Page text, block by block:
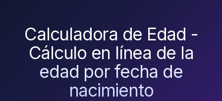
Calculadora de Edad -
Cálculo en línea de la
edad por fecha de
nacimiento